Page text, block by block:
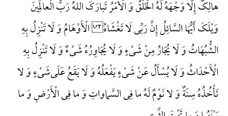
هالِکٌ إِلَّا وَجْهَهُ لَهُ الْخَلْقُ وَ الْأَمْرُ تَبارَکَ اللهُ رَبُّ الْعالَمِینَ
وَیْلَکَ أَیُّهَا السَّائِلُ إِنَّ رَبِّی لَا تَغْشَاهُ الْأَوْهَامُ وَ لَا تَنْزِلُ بِهِ
الشُّبُهَاتُ وَ لَا یُجَارُ مِنْ شَیْءٍ وَ لَا یُجَاوِرُهُ شَیْءٌ وَ لَا تَنْزِلُ بِهِ
الْأَحْدَاثُ وَ لَا یُسْأَلُ عَنْ شَیْءٍ یَفْعَلُهُ وَ لَا یَقَعُ عَلَی‌شَیْءٍ وَ لا
تَأْخُذُهُ سِنَةٌ وَ لا نَوْمٌ لَهُ ما فِی السَّماواتِ وَ ما فِی الْأَرْضِ وَ ما